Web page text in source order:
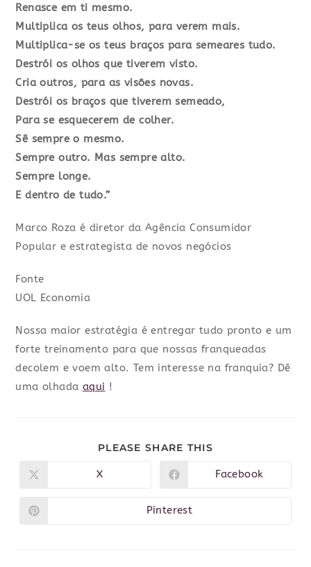
Renasce em ti mesmo.
Multiplica os teus olhos, para verem mais.
Multiplica-se os teus braços para semeares tudo.
Destrói os olhos que tiverem visto.
Cria outros, para as visões novas.
Destrói os braços que tiverem semeado,
Para se esquecerem de colher.
Sê sempre o mesmo.
Sempre outro. Mas sempre alto.
Sempre longe.
E dentro de tudo.”
Marco Roza é diretor da Agência Consumidor
Popular e estrategista de novos negócios
Fonte
UOL Economia
Nossa maior estratégia é entregar tudo pronto e um
forte treinamento para que nossas franqueadas
decolem e voem alto. Tem interesse na franquia? Dê
uma olhada aqui !
PLEASE SHARE THIS
X Facebook
Pinterest